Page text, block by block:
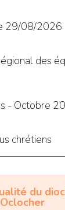
29/08/2026
des
- Octobre
chrétiens
du
Oclocher